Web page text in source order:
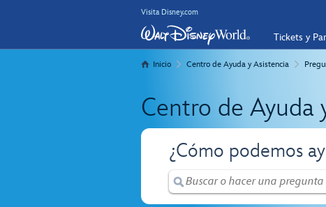
Visita Disney.com
Tickets y
Inicio Centro de Ayuda y Asistencia
Centro de Ayuda
¿Cómo podemos